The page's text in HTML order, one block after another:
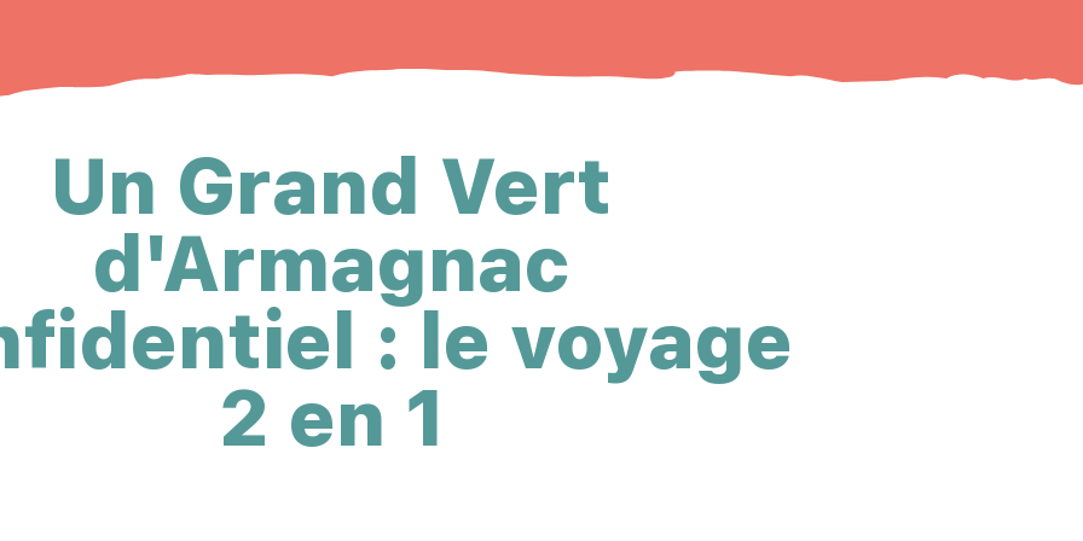
Un Grand Vert
d'Armagnac
: le voyage
2 en 1